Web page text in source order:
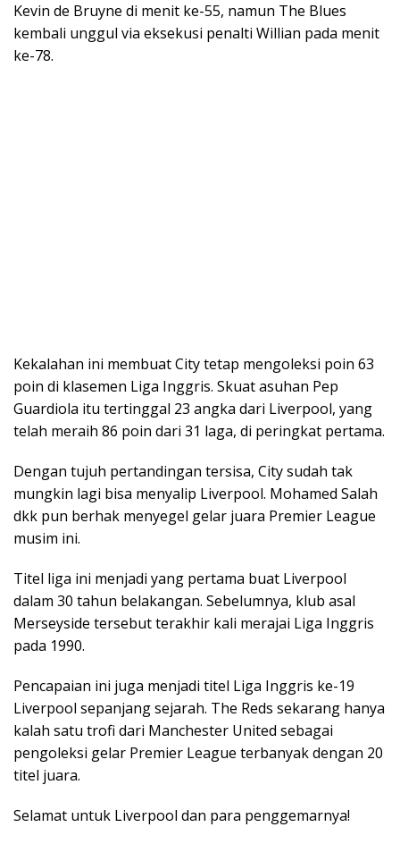
Kevin de Bruyne di menit ke-55, namun The Blues
kembali unggul via eksekusi penalti Willian pada menit
ke-78.
Kekalahan ini membuat City tetap mengoleksi poin 63
poin di klasemen Liga Inggris. Skuat asuhan Pep
Guardiola itu tertinggal 23 angka dari Liverpool, yang
telah meraih 86 poin dari 31 laga, di peringkat pertama.
Dengan tujuh pertandingan tersisa, City sudah tak
mungkin lagi bisa menyalip Liverpool. Mohamed Salah
dkk pun berhak menyegel gelar juara Premier League
musim ini.
Titel liga ini menjadi yang pertama buat Liverpool
dalam 30 tahun belakangan. Sebelumnya, klub asal
Merseyside tersebut terakhir kali merajai Liga Inggris
pada 1990.
Pencapaian ini juga menjadi titel Liga Inggris ke-19
Liverpool sepanjang sejarah. The Reds sekarang hanya
kalah satu trofi dari Manchester United sebagai
pengoleksi gelar Premier League terbanyak dengan 20
titel juara.
Selamat untuk Liverpool dan para penggemarnya!